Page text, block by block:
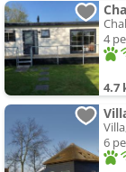
4
4.7
6